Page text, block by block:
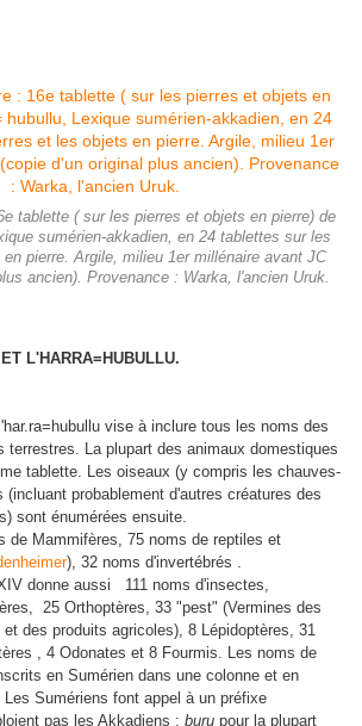
tablette ( sur les pierres et objets en pierre) de
sumérien-akkadien, en 24 tablettes sur les
pierre. Argile, milieu 1er millénaire avant JC
ancien). Provenance : Warka, l'ancien Uruk.
L'HARRA=HUBULLU.
vise à inclure tous les noms des
terrestres. La plupart des animaux domestiques
tablette. Les oiseaux (y compris les chauves-
probablement d'autres créatures des
sont énumérées ensuite.
de Mammifères, 75 noms de reptiles et
), 32 noms d'invertébrés .
donne aussi 111 noms d'insectes,
25 Orthoptères, 33 "pest" (Vermines des
et des produits agricoles), 8 Lépidoptères, 31
, 4 Odonates et 8 Fourmis. Les noms de
en Sumérien dans une colonne et en
Sumériens font appel à un préfixe
pas les Akkadiens : buru pour la plupart